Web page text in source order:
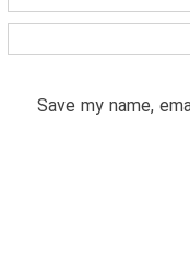
Save my name,